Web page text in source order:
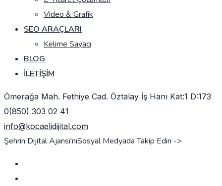
Video & Grafik
SEO ARAÇLARI
Kelime Sayacı
BLOG
İLETIŞIM
Ömerağa Mah. Fethiye Cad. Öztalay İş Hanı Kat:1 D:173
0(850) 303 02 41
info@kocaelidijital.com
Şehrin Dijital Ajansı'nıSosyal Medyada Takip Edin ->